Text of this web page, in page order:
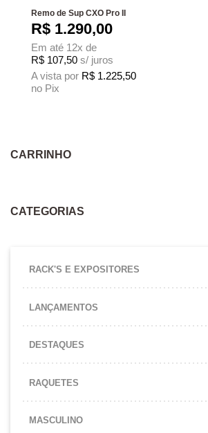
Remo de Sup CXO Pro II
R$ 1.290,00
Em até 12x de
R$ 107,50 s/ juros
A vista por R$ 1.225,50
no Pix
CARRINHO
CATEGORIAS
RACK'S E EXPOSITORES
LANÇAMENTOS
DESTAQUES
RAQUETES
MASCULINO